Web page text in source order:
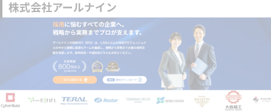
株式会社アールナイン